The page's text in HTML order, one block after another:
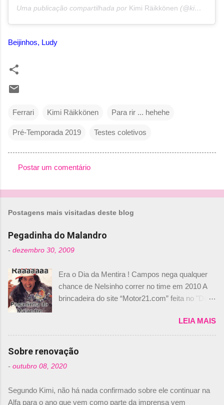
Uma publicação compartilhada por Kimi Räikkönen (@kimiraikkonen_pics) em
Beijinhos, Ludy
Ferrari Kimi Räikkönen Para rir ... hehehe
Pré-Temporada 2019 Testes coletivos
o
n
t
r
i
o
Postar um comentário
Postagens mais visitadas deste blog
Pegadinha do Malandro
- dezembro 30, 2009
Era o Dia da Mentira ! Campos nega qualquer
chance de Nelsinho correr no time em 2010 A
brincadeira do site “Motor21.com” feita no "Día
de abril –, afirmando que Nelson Piquet havia
comprado 15% das ações da Campos, dando,
com isso, um lugar no time a Nelsinho Piquet,
foi esclarecida de uma vez por todas por
Daniele Audetto, diretor da escuderia. O
não será o companheiro de Bruno Senna em
LEIA MAIS
Sobre renovação
- outubro 08, 2020
Segundo Kimi, não há nada confirmado sobre ele continuar na
Alfa para o ano que vem como parte da imprensa vem